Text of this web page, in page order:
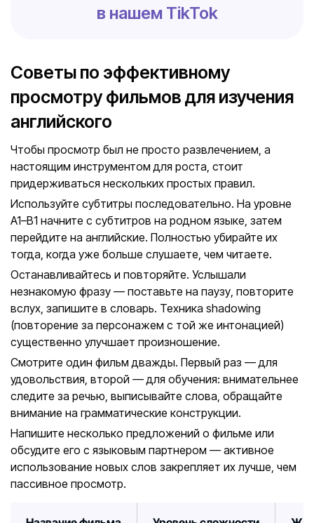
в нашем TikTok
Советы по эффективному
просмотру фильмов для изучения
английского
Чтобы просмотр был не просто развлечением, а
настоящим инструментом для роста, стоит
придерживаться нескольких простых правил.
Используйте субтитры последовательно. На уровне
A1–B1 начните с субтитров на родном языке, затем
перейдите на английские. Полностью убирайте их
тогда, когда уже больше слушаете, чем читаете.
Останавливайтесь и повторяйте. Услышали
незнакомую фразу — поставьте на паузу, повторите
вслух, запишите в словарь. Техника shadowing
(повторение за персонажем с той же интонацией)
существенно улучшает произношение.
Смотрите один фильм дважды. Первый раз — для
удовольствия, второй — для обучения: внимательнее
следите за речью, выписывайте слова, обращайте
внимание на грамматические конструкции.
Напишите несколько предложений о фильме или
обсудите его с языковым партнером — активное
использование новых слов закрепляет их лучше, чем
пассивное просмотр.